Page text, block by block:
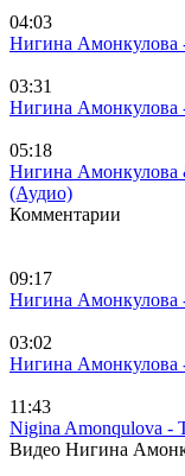
04:03
Нигина Амонкулова
03:31
Нигина Амонкулова
05:18
Нигина Амонкулова
(Аудио)
Комментарии
09:17
Нигина
03:02
Нигина
11:43
Nigina Amonqulova -
Видео Нигина